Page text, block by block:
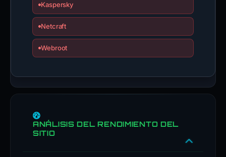
Kaspersky
Netcraft
Webroot
ANÁLISIS DEL RENDIMIENTO DEL
SITIO